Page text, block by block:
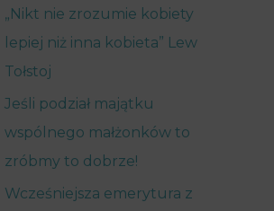
„Nikt nie zrozumie kobiety
lepiej niż inna kobieta” Lew
Tołstoj
Jeśli podział majątku
wspólnego małżonków to
zróbmy to dobrze!
Wcześniejsza emerytura z